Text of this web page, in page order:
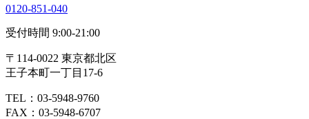
0120-851-040
受付時間 9:00-21:00
〒114-0022 東京都北区
王子本町一丁目17-6
TEL：03-5948-9760
FAX：03-5948-6707